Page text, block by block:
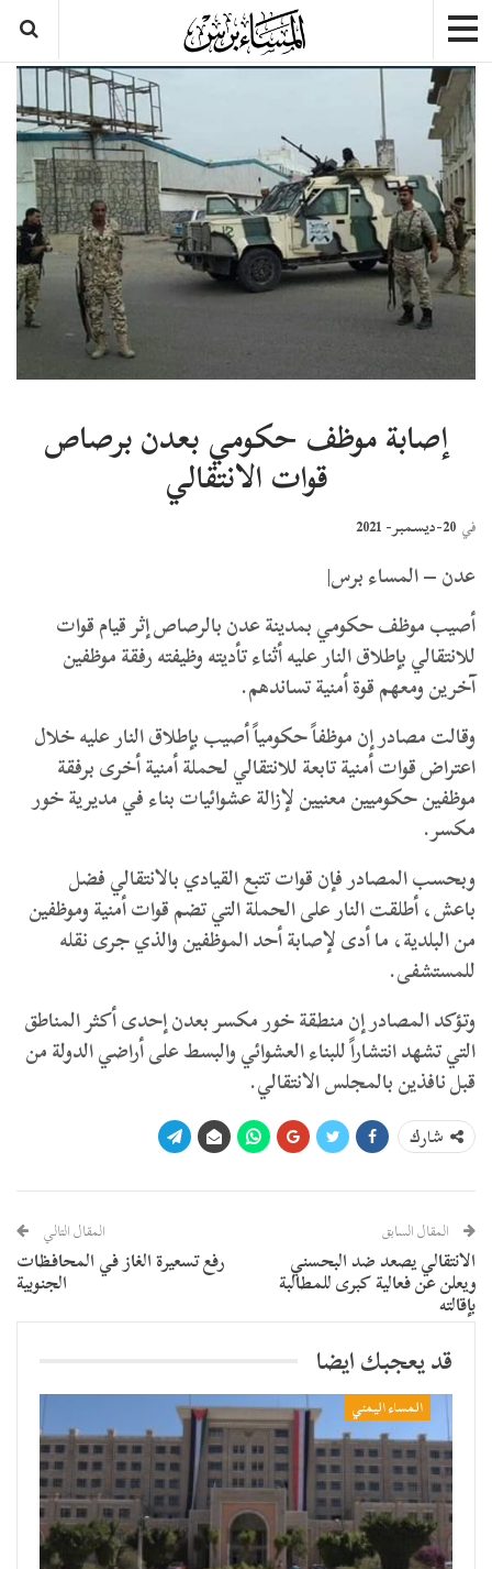
إصابة موظف حكومي بعدن برصاص
قوات الانتقالي
في 20-ديسمبر- 2021
عدن – المساء برس|
أصيب موظف حكومي بمدينة عدن بالرصاص إثر قيام قوات
للانتقالي بإطلاق النار عليه أثناء تأديته وظيفته رفقة موظفين
آخرين ومعهم قوة أمنية تساندهم.
وقالت مصادر إن موظفاً حكومياً أصيب بإطلاق النار عليه خلال
اعتراض قوات أمنية تابعة للانتقالي لحملة أمنية أخرى برفقة
موظفين حكوميين معنيين لإزالة عشوائيات بناء في مديرية خور
مكسر.
وبحسب المصادر فإن قوات تتبع القيادي بالانتقالي فضل
باعش، أطلقت النار على الحملة التي تضم قوات أمنية وموظفين
من البلدية، ما أدى لإصابة أحد الموظفين والذي جرى نقله
للمستشفى.
وتؤكد المصادر إن منطقة خور مكسر بعدن إحدى أكثر المناطق
التي تشهد انتشاراً للبناء العشوائي والبسط على أراضي الدولة من
قبل نافذين بالمجلس الانتقالي.
شارك
المقال السابق
الانتقالي يصعد ضد البحسني
ويعلن عن فعالية كبرى للمطالبة
بإقالته
المقال التالي
رفع تسعيرة الغاز في المحافظات
الجنوبية
قد يعجبك ايضا
المساء اليمني